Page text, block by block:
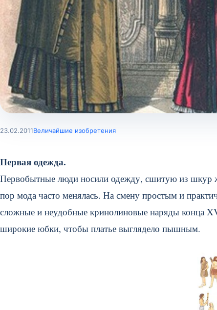
23.02.2011Величайшие изобретения
Первая одежда.
Первобытные люди носили одежду, сшитую из шкур
пор мода часто менялась. На смену простым и
сложные и неудобные кринолиновые наряды конца
широкие юбки, чтобы платье выглядело пышным.